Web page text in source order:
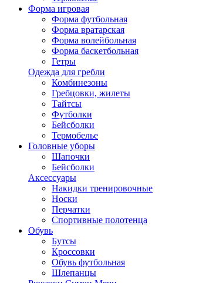
Форма игровая
Форма футбольная
Форма вратарская
Форма волейбольная
Форма баскетбольная
Гетры
Одежда для гребли
Комбинезоны
Гребцовки, жилеты
Тайтсы
Футболки
Бейсболки
Термобелье
Головные уборы
Шапочки
Бейсболки
Аксессуары
Накидки тренировочные
Носки
Перчатки
Спортивные полотенца
Обувь
Бутсы
Кроссовки
Обувь футбольная
Шлепанцы